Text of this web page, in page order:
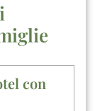
con